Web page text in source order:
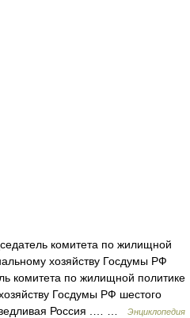
комитета по жилищной
хозяйству Госдумы РФ
комитета по жилищной политике
Госдумы РФ шестого
Россия .… …
Энциклопедия